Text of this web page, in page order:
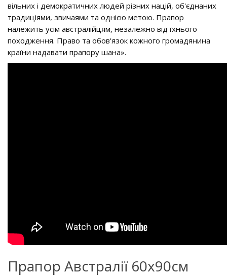
вільних і демократичних людей різних націй, об'єднаних
традиціями, звичаями та однією метою. Прапор
належить усім австралійцям, незалежно від їхнього
походження. Право та обов'язок кожного громадянина
країни надавати прапору шана».
Прапор Австралії 60х90см